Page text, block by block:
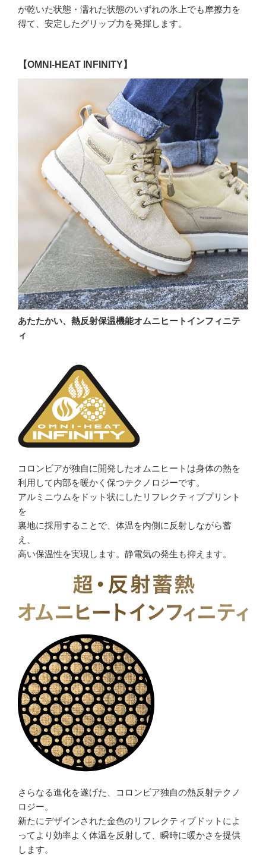
が乾いた状態・濡れた状態のいずれの氷上でも摩擦力を
得て、安定したグリップ力を発揮します。
【OMNI-HEAT INFINITY】
あたたかい、熱反射保温機能オムニヒートインフィニテ
ィ
コロンビアが独自に開発したオムニヒートは身体の熱を
利用して内部を暖かく保つテクノロジーです。
アルミニウムをドット状にしたリフレクティブプリント
を
裏地に採用することで、体温を内側に反射しながら蓄
え、
高い保温性を実現します。静電気の発生も抑えます。
さらなる進化を遂げた、コロンビア独自の熱反射テクノ
ロジー。
新たにデザインされた金色のリフレクティブドットによ
ってより効率よく体温を反射して、瞬時に暖かさを提供
します。